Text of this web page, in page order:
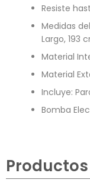
Resiste
Medidas
Largo, 193
Material
Material
Incluye:
Bomba